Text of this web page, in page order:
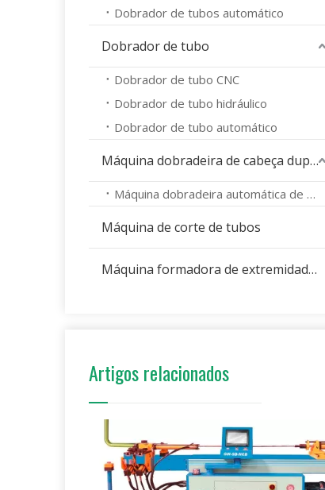
Dobrador de tubos automático
Dobrador de tubo
Dobrador de tubo CNC
Dobrador de tubo hidráulico
Dobrador de tubo automático
Máquina dobradeira de cabeça dupla
Máquina dobradeira automática de cabeça dupla
Máquina de corte de tubos
Máquina formadora de extremidade de tubo
Artigos relacionados